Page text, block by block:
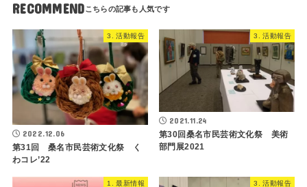
RECOMMEND
3. 活動報告
2022.12.06
第31回 桑名市民芸術文化祭 く
わコレ’22
3. 活動報告
2021.11.24
第30回桑名市民芸術文化祭 美術
部門展2021
1. 最新情報 3. 活動報告